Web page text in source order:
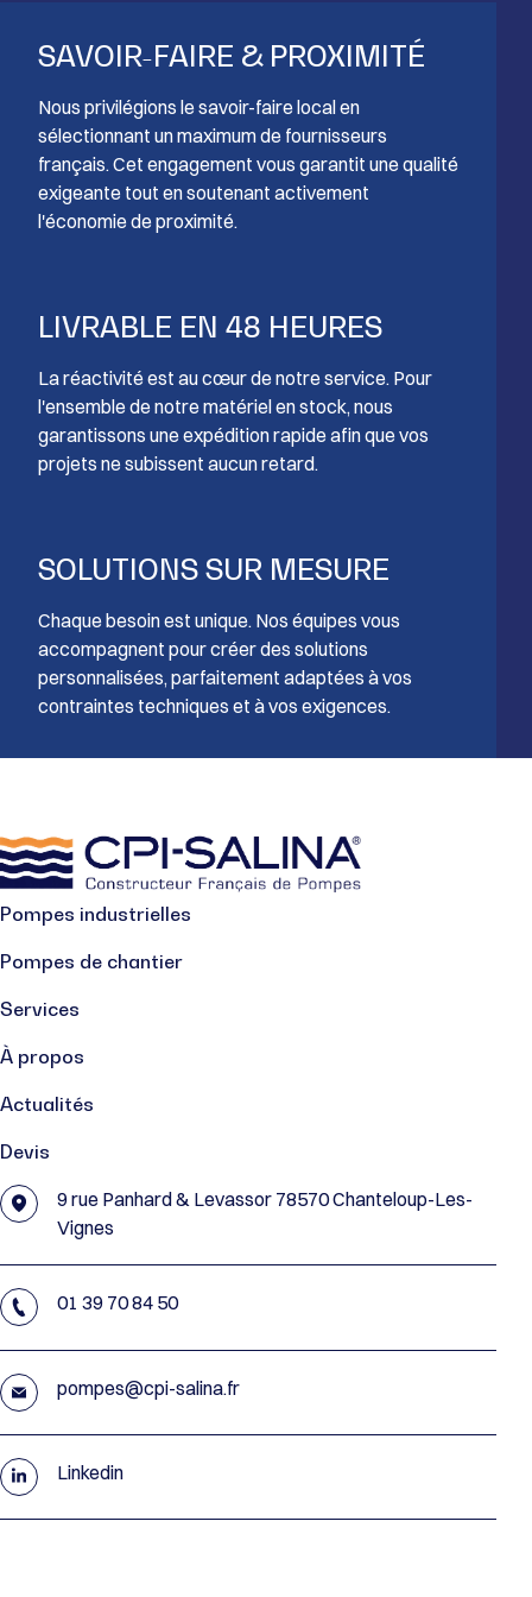
SAVOIR-FAIRE & PROXIMITÉ
Nous privilégions le savoir-faire local en
sélectionnant un maximum de fournisseurs
français. Cet engagement vous garantit une qualité
exigeante tout en soutenant activement
l'économie de proximité.
LIVRABLE EN 48 HEURES
La réactivité est au cœur de notre service. Pour
l'ensemble de notre matériel en stock, nous
garantissons une expédition rapide afin que vos
projets ne subissent aucun retard.
SOLUTIONS SUR MESURE
Chaque besoin est unique. Nos équipes vous
accompagnent pour créer des solutions
personnalisées, parfaitement adaptées à vos
contraintes techniques et à vos exigences.
Pompes industrielles
Pompes de chantier
Services
À propos
Actualités
Devis
9 rue Panhard & Levassor 78570 Chanteloup-Les-
Vignes
01 39 70 84 50
pompes@cpi-salina.fr
Linkedin